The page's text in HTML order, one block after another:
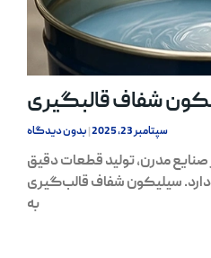
شفاف قالبگیری
سپتامبر 23, 2025 بدون دیدگاه
مدرن، تولید قطعات دقیق
دارد. سیلیکون شفاف قالب‌گیری
به